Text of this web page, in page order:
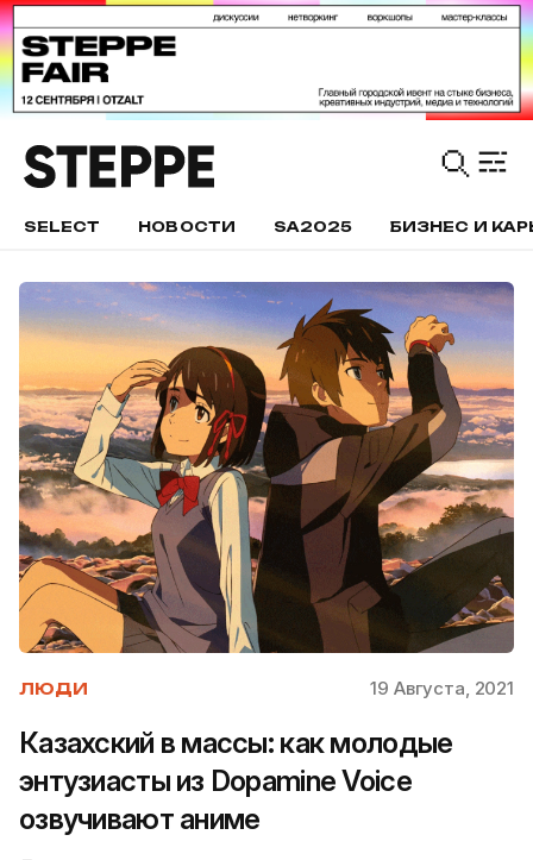
SELECT НОВОСТИ SA2025 БИЗНЕС И
ЛЮДИ 19 Августа, 2021
Казахский в массы: как молодые
энтузиасты из Dopamine Voice
озвучивают аниме